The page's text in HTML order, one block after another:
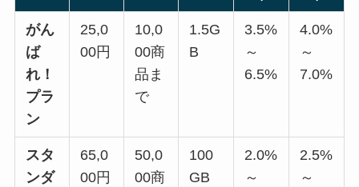
がん
ば
れ！
プラ
ン
25,0
00円
10,0
00商
品ま
で
1.5G
B
3.5%
～
6.5%
4.0%
～
7.0%
スタ
ンダ
65,0
00円
50,0
00商
100
GB
2.0%
～
2.5%
～